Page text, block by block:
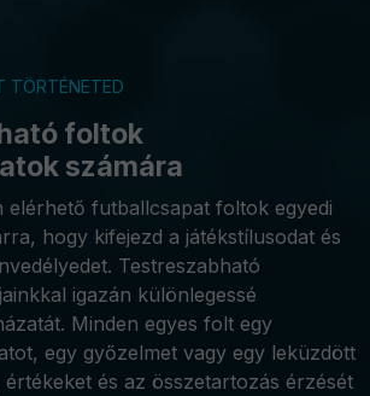
TÖRTÉNETED
foltok
számára
elérhető futballcsapat foltok egyedi
hogy kifejezd a játékstílusodat és
Testreszabható
igazán különlegessé
Minden egyes folt egy
egy győzelmet vagy egy leküzdött
és az összetartozás érzését